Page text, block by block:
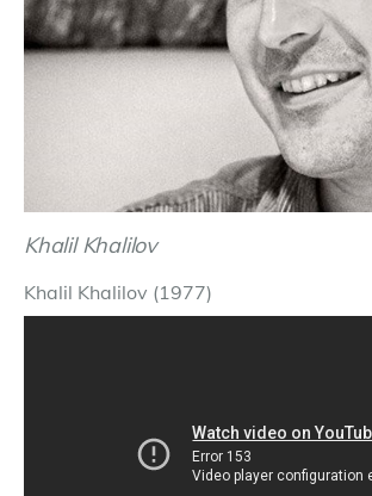
Khalil Khalilov
Khalil Khalilov (1977)